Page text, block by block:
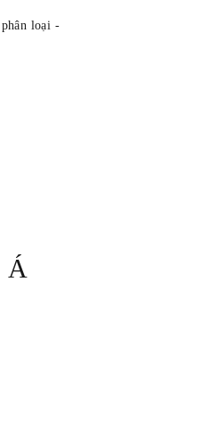
thiện bằng satin
loại -